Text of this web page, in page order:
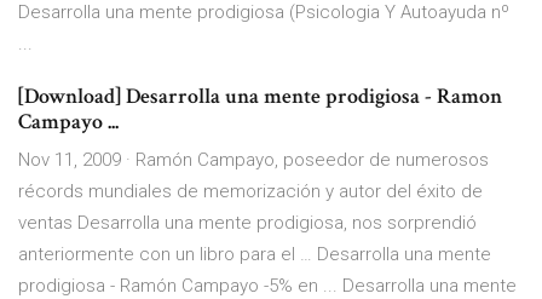
Desarrolla una mente prodigiosa (Psicologia Y Autoayuda nº
...
[Download] Desarrolla una mente prodigiosa - Ramon
Campayo ...
Nov 11, 2009 · Ramón Campayo, poseedor de numerosos
récords mundiales de memorización y autor del éxito de
ventas Desarrolla una mente prodigiosa, nos sorprendió
anteriormente con un libro para el … Desarrolla una mente
prodigiosa - Ramón Campayo -5% en ... Desarrolla una mente